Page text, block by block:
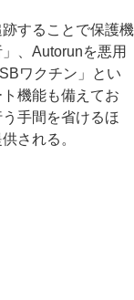
することで保護機
、Autorunを悪用
ワクチン」とい
機能も備えてお
手間を省けるほ
される。